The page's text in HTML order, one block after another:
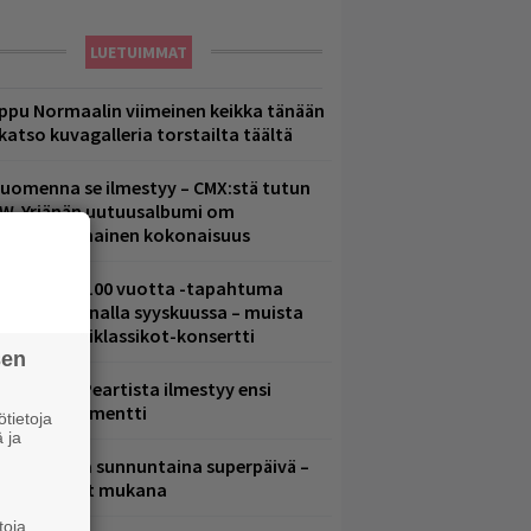
LUETUIMMAT
Normaalin viimeinen keikka tänään
kuvagalleria torstailta täältä
se ilmestyy – CMX:stä tutun
Yrjänän uutuusalbumi om
kokonaisuus
Valtava Yle 100 vuotta -tapahtuma
Arenalla syyskuussa – muista
metalliklassikot-konsertti
Rushin Neil Peartista ilmestyy ensi
dokumentti
Tampereella sunnuntaina superpäivä –
artistit mukana
ja